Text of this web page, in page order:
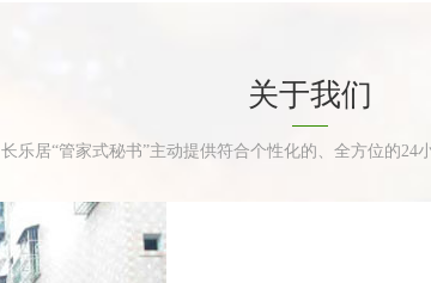
关于我们
长乐居“管家式秘书”主动提供符合个性化的、全方位的24